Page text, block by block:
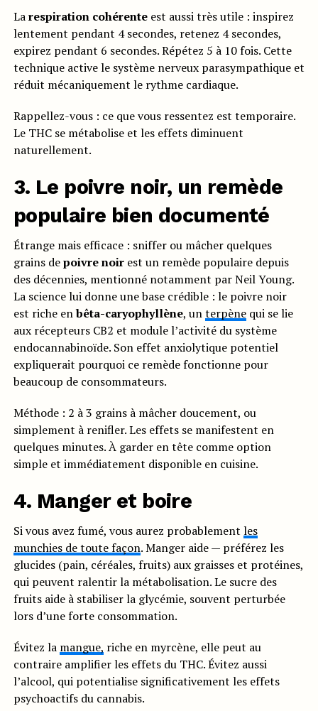
Larespiration cohérenteest aussi très utile : inspirez
lentement pendant 4 secondes, retenez 4 secondes,
expirez pendant 6 secondes. Répétez 5 à 10 fois. Cette
technique active le système nerveux parasympathique et
réduit mécaniquement le rythme cardiaque.
Rappellez-vous : ce que vous ressentez est temporaire.
Le THC se métabolise et les effets diminuent
naturellement.
3. Le poivre noir, un remède
populaire bien documenté
Étrange mais efficace : sniffer ou mâcher quelques
grains depoivre noirest un remède populaire depuis
des décennies, mentionné notamment par Neil Young.
La science lui donne une base crédible : le poivre noir
est riche enbêta-caryophyllène, unterpènequi se lie
aux récepteurs CB2 et module l’activité du système
endocannabinoïde. Son effet anxiolytique potentiel
expliquerait pourquoi ce remède fonctionne pour
beaucoup de consommateurs.
Méthode : 2 à 3 grains à mâcher doucement, ou
simplement à renifler. Les effets se manifestent en
quelques minutes. À garder en tête comme option
simple et immédiatement disponible en cuisine.
4. Manger et boire
Si vous avez fumé, vous aurez probablement les
munchies de toute façon. Manger aide — préférez les
glucides (pain, céréales, fruits) aux graisses et protéines,
qui peuvent ralentir la métabolisation. Le sucre des
fruits aide à stabiliser la glycémie, souvent perturbée
lors d’une forte consommation.
Évitez la mangue, riche en myrcène, elle peut au
contraire amplifier les effets du THC. Évitez aussi
l’alcool, qui potentialise significativement les effets
psychoactifs du cannabis.